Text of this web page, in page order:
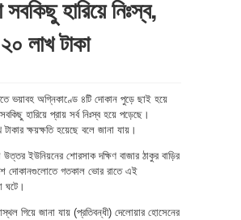
সবকিছু হারিয়ে নিঃস্ব,
লাখ টাকা
ভয়াবহ অগ্নিকাণ্ডে ৪টি দোকান পুড়ে ছাই হয়ে
হারিয়ে প্রায় সর্ব নিঃস্ব হয়ে পড়েছে।
ক্ষয়ক্ষতি হয়েছে বলে জানা যায়।
উত্তর ইউনিয়নের শোরসাক দক্ষিণ বাজার ঠাকুর বাড়ির
দোকানগুলোতে গতকাল ভোর রাতে এই
ঘটে।
গিয়ে জানা যায় (প্রতিবন্ধী) দেলোয়ার হোসেনের